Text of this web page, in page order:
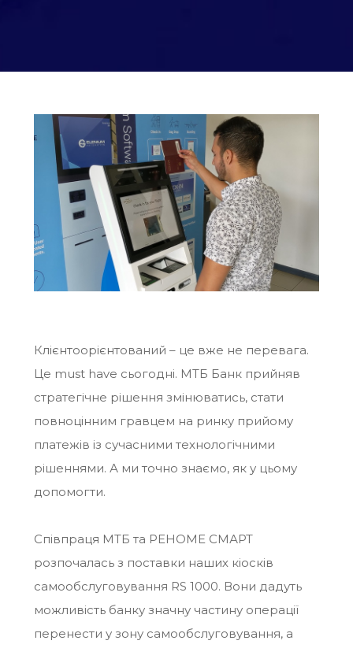
Клієнтоорієнтований – це вже не перевага.
Це must have сьогодні. МТБ Банк прийняв
стратегічне рішення змінюватись, стати
повноцінним гравцем на ринку прийому
платежів із сучасними технологічними
рішеннями. А ми точно знаємо, як у цьому
допомогти.
Співпраця МТБ та РЕНОМЕ СМАРТ
розпочалась з поставки наших кіосків
самообслуговування RS 1000. Вони дадуть
можливість банку значну частину операції
перенести у зону самообслуговування, а